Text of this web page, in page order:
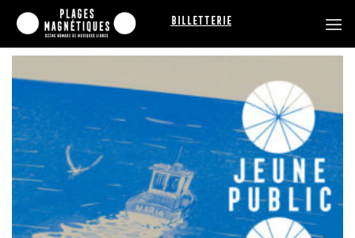
Passer
contenu
Billetterie